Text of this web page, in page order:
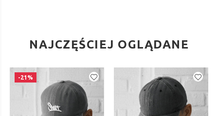
NAJCZĘŚCIEJ OGLĄDANE
-21%